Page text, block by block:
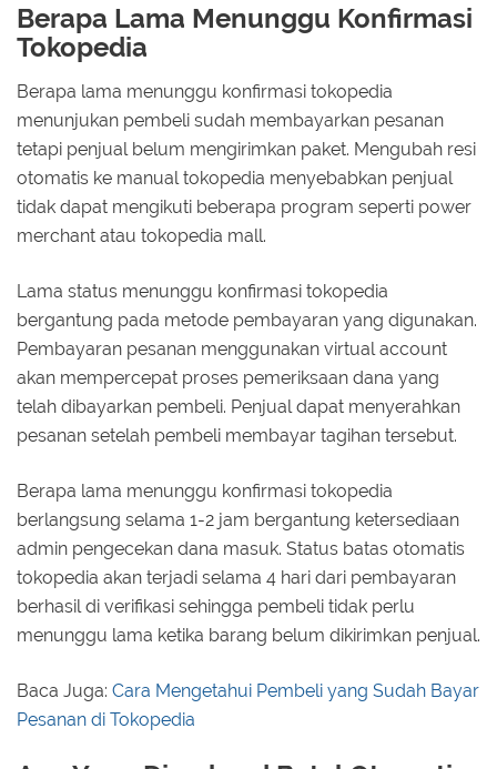
Berapa Lama Menunggu Konfirmasi
Tokopedia
Berapa lama menunggu konfirmasi tokopedia
menunjukan pembeli sudah membayarkan pesanan
tetapi penjual belum mengirimkan paket. Mengubah resi
otomatis ke manual tokopedia menyebabkan penjual
tidak dapat mengikuti beberapa program seperti power
merchant atau tokopedia mall.
Lama status menunggu konfirmasi tokopedia
bergantung pada metode pembayaran yang digunakan.
Pembayaran pesanan menggunakan virtual account
akan mempercepat proses pemeriksaan dana yang
telah dibayarkan pembeli. Penjual dapat menyerahkan
pesanan setelah pembeli membayar tagihan tersebut.
Berapa lama menunggu konfirmasi tokopedia
berlangsung selama 1-2 jam bergantung ketersediaan
admin pengecekan dana masuk. Status batas otomatis
tokopedia akan terjadi selama 4 hari dari pembayaran
berhasil di verifikasi sehingga pembeli tidak perlu
menunggu lama ketika barang belum dikirimkan penjual.
Baca Juga: Cara Mengetahui Pembeli yang Sudah Bayar
Pesanan di Tokopedia